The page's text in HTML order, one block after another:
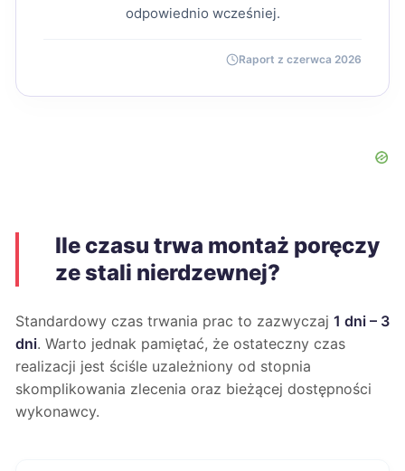
odpowiednio wcześniej.
Raport z czerwca 2026
Ile czasu trwa montaż poręczy
ze stali nierdzewnej?
Standardowy czas trwania prac to zazwyczaj 1 dni – 3
dni. Warto jednak pamiętać, że ostateczny czas
realizacji jest ściśle uzależniony od stopnia
skomplikowania zlecenia oraz bieżącej dostępności
wykonawcy.